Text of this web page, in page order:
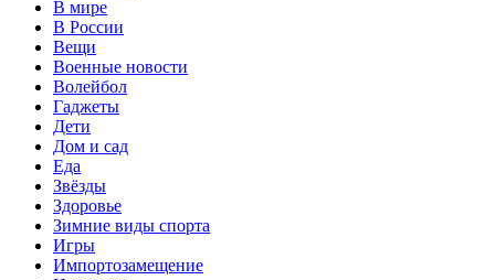
В мире
В России
Вещи
Военные новости
Волейбол
Гаджеты
Дети
Дом и сад
Еда
Звёзды
Здоровье
Зимние виды спорта
Игры
Импортозамещение